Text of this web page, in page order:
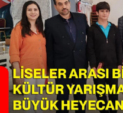
11:11 MANŞET